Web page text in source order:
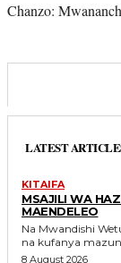
Chanzo:
LATEST
KITAIFA
MSAJILI WA
MAENDELEO
Na Mwandishi Wetu MSAJILI wa Hazina, Nehemiah Mchechu,
na kufanya
8 August 2026